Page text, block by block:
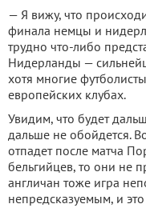
— Я вижу, что
финала немцы и
трудно что-либо
Нидерланды —
хотя многие
европейских клубах.
Увидим, что будет
дальше не обойдется.
отпадет после матча
бельгийцев, то они не
англичан тоже игра
непредсказуемым, и